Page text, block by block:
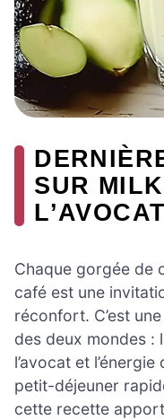
SUR
Chaque gorgée de
café est une
réconfort. C’est
des deux mondes :
l’avocat et
petit-déjeuner
cette recette